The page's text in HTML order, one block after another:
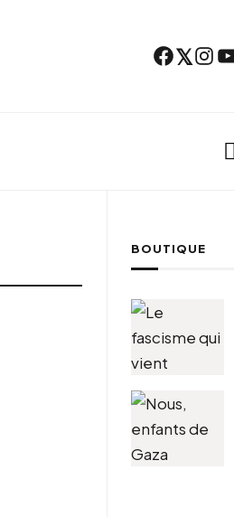
Facebook Twitter Instagram YouTube
BOUTIQUE